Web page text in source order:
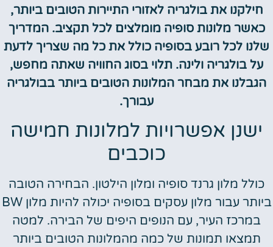
חילקנו את בולגריה לאזורי התיירות הטובים ביותר,
כאשר מלונות סופיה מומלצים לכל תקציב. המדריך
שלנו לכל רובע בסופיה כולל את כל מה שצריך לדעת
על בולגריה ולינה. תלוי בסוג החוויה שאתה מחפש,
הגבלנו את מבחר המלונות הטובים ביותר בבולגריה
עבורך.
ישנן אפשרויות למלונות חמישה
כוכבים
כולל מלון גרנד סופיה ומלון הילטון. הבחירה הטובה
ביותר עבור מלון עסקים בסופיה יכולה להיות מלון BW
במרכז העיר, עם הנופים היפים של הבירה. למטה
תמצאו תמונות של כמה מהמלונות הטובים ביותר